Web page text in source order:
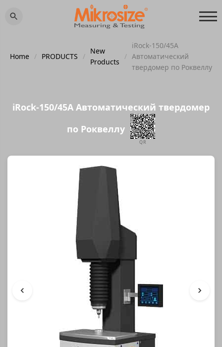
Home / PRODUCTS /
New
Products
/
iRock-150/45A
Автоматический
твердомер по Роквеллу
iRock-150/45A Автоматический твердомер
по Роквеллу
QR